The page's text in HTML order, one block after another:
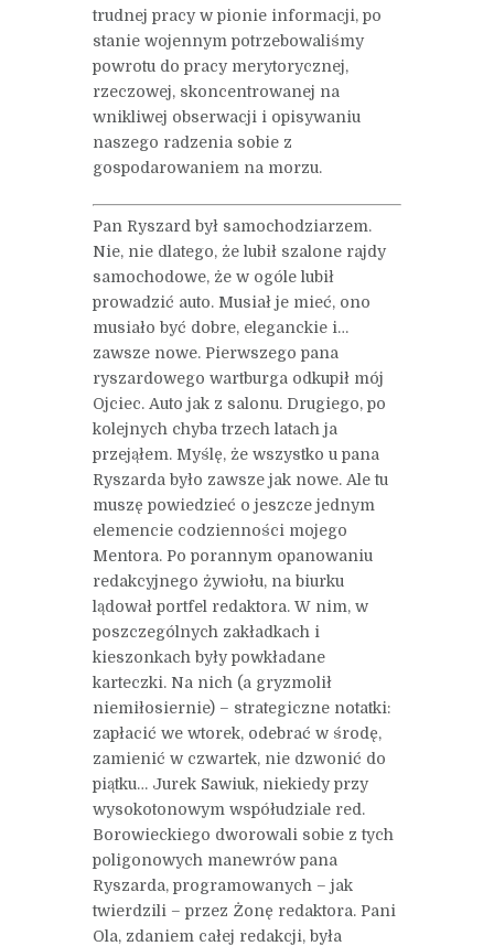
trudnej pracy w pionie informacji, po
stanie wojennym potrzebowaliśmy
powrotu do pracy merytorycznej,
rzeczowej, skoncentrowanej na
wnikliwej obserwacji i opisywaniu
naszego radzenia sobie z
gospodarowaniem na morzu.
Pan Ryszard był samochodziarzem.
Nie, nie dlatego, że lubił szalone rajdy
samochodowe, że w ogóle lubił
prowadzić auto. Musiał je mieć, ono
musiało być dobre, eleganckie i…
zawsze nowe. Pierwszego pana
ryszardowego wartburga odkupił mój
Ojciec. Auto jak z salonu. Drugiego, po
kolejnych chyba trzech latach ja
przejąłem. Myślę, że wszystko u pana
Ryszarda było zawsze jak nowe. Ale tu
muszę powiedzieć o jeszcze jednym
elemencie codzienności mojego
Mentora. Po porannym opanowaniu
redakcyjnego żywiołu, na biurku
lądował portfel redaktora. W nim, w
poszczególnych zakładkach i
kieszonkach były powkładane
karteczki. Na nich (a gryzmolił
niemiłosiernie) – strategiczne notatki:
zapłacić we wtorek, odebrać w środę,
zamienić w czwartek, nie dzwonić do
piątku… Jurek Sawiuk, niekiedy przy
wysokotonowym współudziale red.
Borowieckiego dworowali sobie z tych
poligonowych manewrów pana
Ryszarda, programowanych – jak
twierdzili – przez Żonę redaktora. Pani
Ola, zdaniem całej redakcji, była